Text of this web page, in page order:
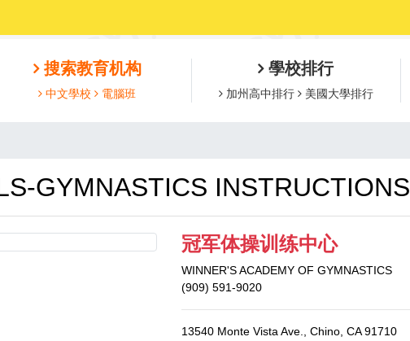
搜索教育机构
中文學校 電腦班
學校排行
加州高中排行 美國大學排行
GYMNASTICS INSTRUCTIONS
冠军体操训练中心
WINNER'S ACADEMY OF GYMNASTICS
(909) 591-9020
13540 Monte Vista Ave., Chino, CA 91710